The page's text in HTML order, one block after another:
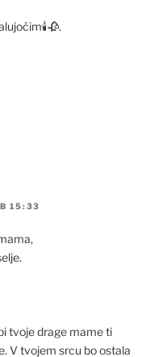
15:33
tvoje drage mame ti
V tvojem srcu bo ostala